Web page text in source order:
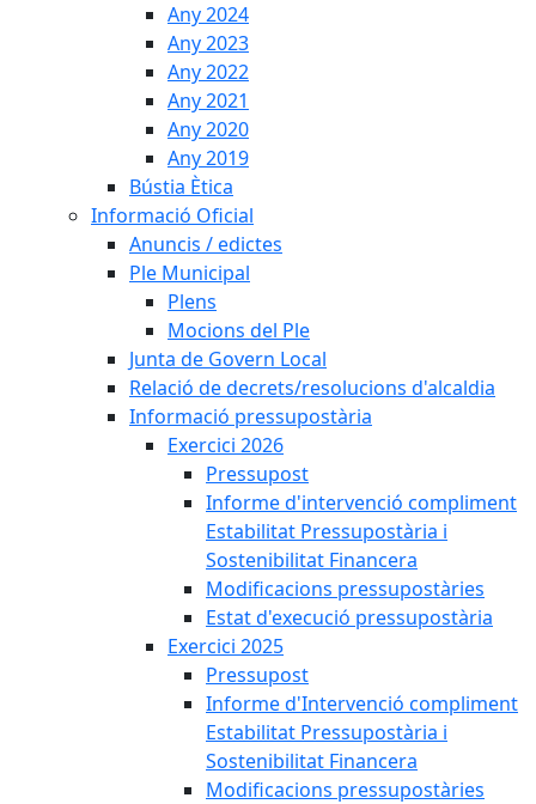
Any 2024
Any 2023
Any 2022
Any 2021
Any 2020
Any 2019
Bústia Ètica
Informació Oficial
Anuncis / edictes
Ple Municipal
Plens
Mocions del Ple
Junta de Govern Local
Relació de decrets/resolucions d'alcaldia
Informació pressupostària
Exercici 2026
Pressupost
Informe d'intervenció compliment
Estabilitat Pressupostària i
Sostenibilitat Financera
Modificacions pressupostàries
Estat d'execució pressupostària
Exercici 2025
Pressupost
Informe d'Intervenció compliment
Estabilitat Pressupostària i
Sostenibilitat Financera
Modificacions pressupostàries